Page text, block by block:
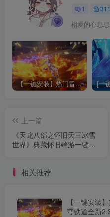
1
相爱的心息
【一键安装】热门冒险策略类游戏崩坏：星穹铁道全新2.3版本一键端+一键代理+一键启动+免虚拟机
上一篇
《天龙八部之怀旧天三冰雪
世界》典藏怀旧端游一键自
户端+详细教程
相关推荐
【一键安装
穹铁道全新